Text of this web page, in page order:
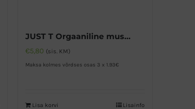
JUST T Orgaaniline must tee rabarberi ja vanilliga
€5,80 (sis. KM)
Maksa kolmes võrdses osas 3 x 1.93€
Lisa korvi Lisainfo